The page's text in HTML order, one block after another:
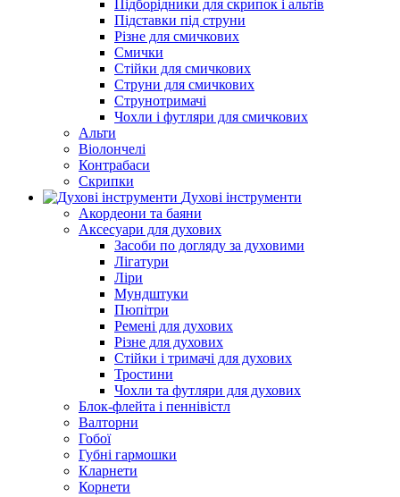
Підборiдники для скрипок і альтів
Підставки під струни
Різне для смичкових
Смички
Стійки для смичкових
Струни для смичкових
Струнотримачі
Чохли і футляри для смичкових
Альти
Віолончелі
Контрабаси
Скрипки
Духові інструменти
Акордеони та баяни
Аксесуари для духових
Засоби по догляду за духовими
Лігатури
Ліри
Мундштуки
Пюпітри
Ремені для духових
Різне для духових
Стійки і тримачі для духових
Тростини
Чохли та футляри для духових
Блок-флейта і пеннівістл
Валторни
Гобої
Губні гармошки
Кларнети
Корнети